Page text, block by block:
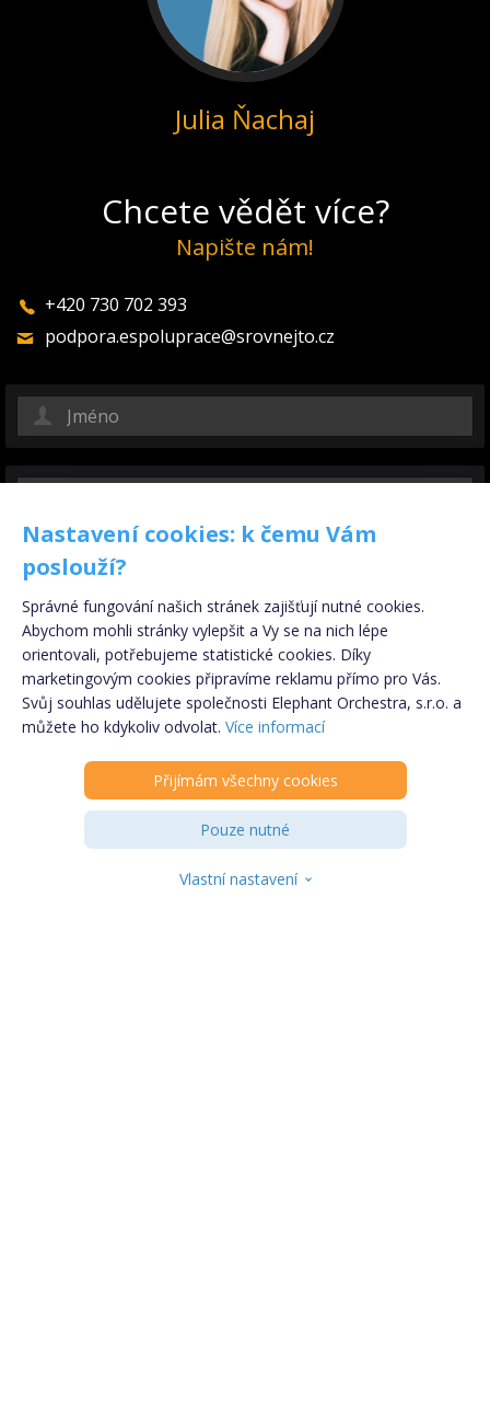
Julia Ňachaj
Chcete vědět více?
Napište nám!
+420 730 702 393
podpora.espoluprace@srovnejto.cz
Registrujte seZDARMA
PARTNER
INZERENT
Nastavení cookies: k čemu Vám
poslouží?
Správné fungování našich stránek zajišťují nutné cookies.
Abychom mohli stránky vylepšit a Vy se na nich lépe
orientovali, potřebujeme statistické cookies. Díky
marketingovým cookies připravíme reklamu přímo pro Vás.
Svůj souhlas udělujete společnosti Elephant Orchestra, s.r.o. a
můžete ho kdykoliv odvolat. Více informací
Přijímám všechny cookies
Pouze nutné
Vlastní nastavení